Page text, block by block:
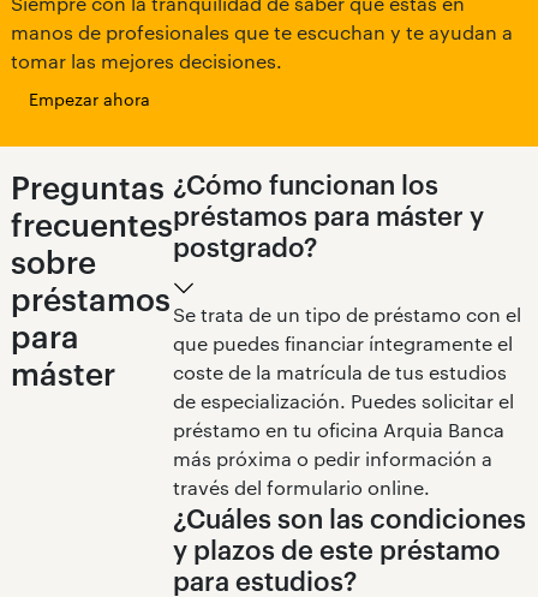
manos de profesionales que te escuchan y te ayudan a
tomar las mejores decisiones.
Empezar ahora
Preguntas
frecuentes
sobre
préstamos
para
máster
¿Cómo funcionan los
préstamos para máster y
postgrado?
Se trata de un tipo de préstamo con el
que puedes financiar íntegramente el
coste de la matrícula de tus estudios
de especialización. Puedes solicitar el
préstamo en tu oficina Arquia Banca
más próxima o pedir información a
través del formulario online.
¿Cuáles son las condiciones
y plazos de este préstamo
para estudios?